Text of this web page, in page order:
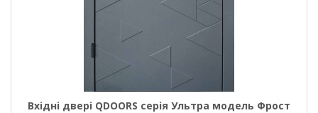
Вхідні двері QDOORS серія Ультра модель Фрост